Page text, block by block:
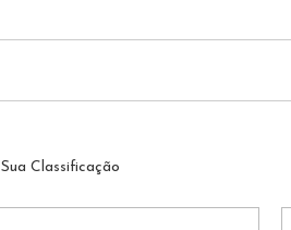
Sua Classificação